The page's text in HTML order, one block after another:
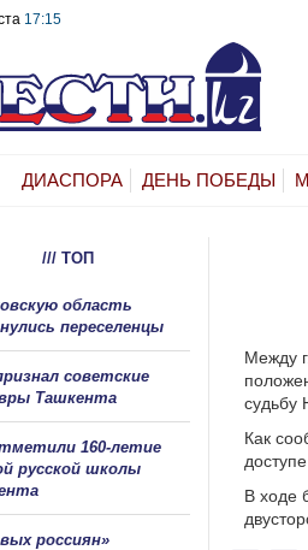
17:15
ДИАСПОРА ДЕНЬ ПОБЕДЫ
Между
судьбу
Как
В ходе
/// ТОП
область
переселенцы
советские
Ташкента
160-летие
русской школы
россиян»